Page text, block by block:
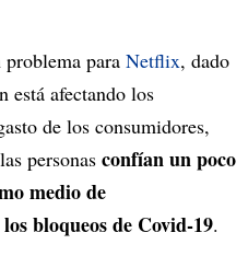
problema para Netflix, dado
está afectando los
de los consumidores,
personas confían un poco
medio de
bloqueos de Covid-19.